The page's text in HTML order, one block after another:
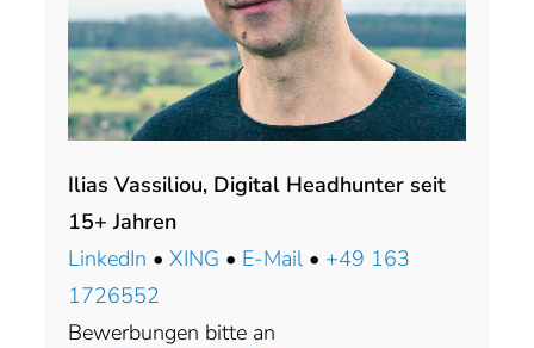
Ilias Vassiliou, Digital Headhunter seit
15+ Jahren
LinkedIn •XING • E-Mail • +49 163
1726552
Bewerbungen bitte an